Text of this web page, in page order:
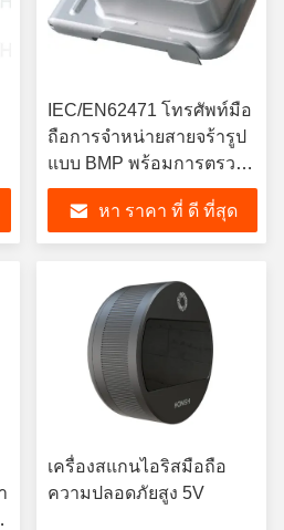
IEC/EN62471 โทรศัพท์มือ
ถือการจําหน่ายสายจร้ารูป
แบบ BMP พร้อมการตรวจ
จับสด
หา ราคา ที่ ดี ที่สุด
เครื่องสแกนไอริสมือถือ
ความปลอดภัยสูง 5V